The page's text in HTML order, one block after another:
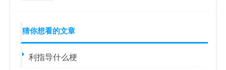
猜你想看的文章
利指导什么梗